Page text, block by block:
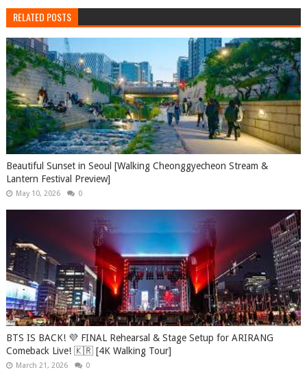
RELATED POSTS
Beautiful Sunset in Seoul [Walking Cheonggyecheon Stream &
Lantern Festival Preview]
May 10, 2026 0
BTS IS BACK! 💜 FINAL Rehearsal & Stage Setup for ARIRANG
Comeback Live! 🇰🇷 [4K Walking Tour]
March 21, 2026 0